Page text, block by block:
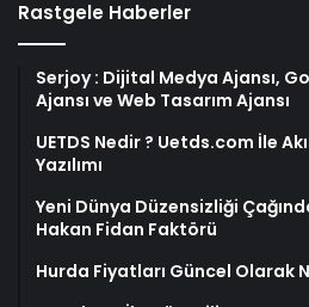
Rastgele Haberler
Serjoy : Dijital Medya Ajansı,
Ajansı ve Web Tasarım Ajansı
UETDS Nedir ? Uetds.com İle
Yazılımı
Yeni Dünya Düzensizliği
Hakan Fidan Faktörü
Hurda Fiyatları Güncel Olarak